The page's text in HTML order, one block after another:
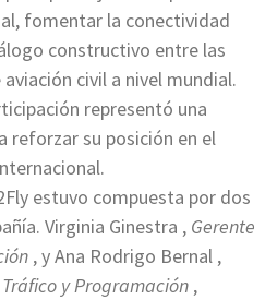
fomentar la conectividad
constructivo entre las
civil a nivel mundial.
representó una
reforzar su posición en el
estuvo compuesta por dos
Virginia Ginestra , Gerente
, y Ana Rodrigo Bernal ,
y Programación ,